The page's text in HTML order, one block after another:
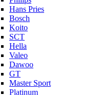
Hans Pries
Bosch
Koito
SCT
Hella
Valeo
Dawoo
GT
Master Sport
Platinum